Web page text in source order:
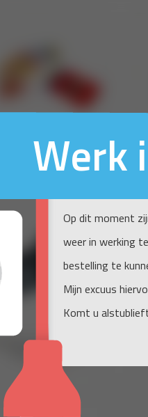
Werk
Op dit moment
weer in werking
bestelling te
Mijn excuus
Komt u